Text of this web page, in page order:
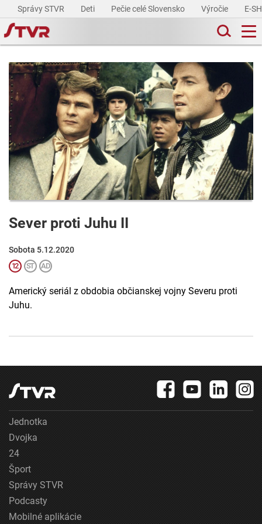
Správy STVR Deti Pečie celé Slovensko Výročie E-
Sever proti Juhu II
Sobota 5.12.2020
Americký seriál z obdobia občianskej vojny Severu proti
Juhu.
Jednotka
Dvojka
24
Šport
Správy STVR
Podcasty
Mobilné aplikácie